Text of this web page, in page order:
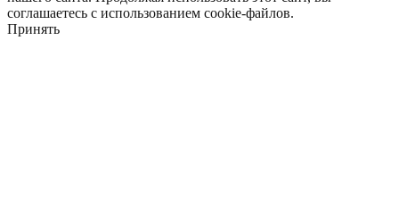
соглашаетесь с использованием cookie-файлов.
Принять